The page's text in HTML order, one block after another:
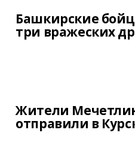
Башкирские
три вражеских
Жители
отправили в